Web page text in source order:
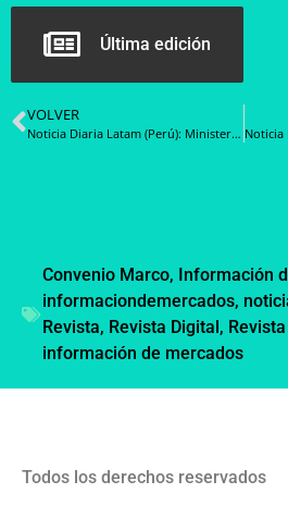
Última edición
VOLVER
Noticia Diaria Latam (Perú): Ministerio de Vivienda, Construcción y Saneamiento homologará el módulo temporal de vivienda con servicio de instalación
Convenio Marco, Información
informaciondemercados,
Revista, Revista Digital,
información de mercados
Todos los derechos reservados